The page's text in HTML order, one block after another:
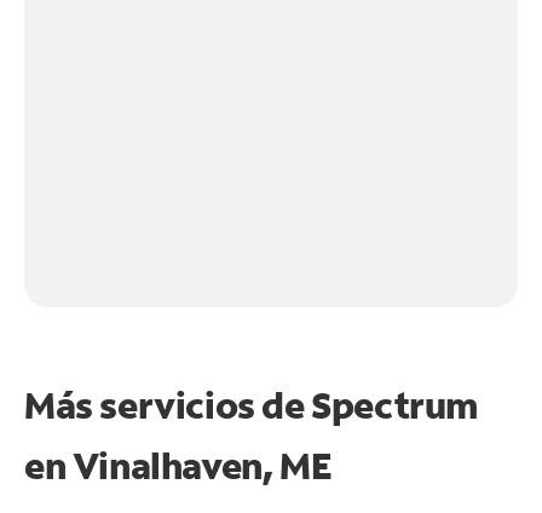
Más servicios de Spectrum
enVinalhaven, ME